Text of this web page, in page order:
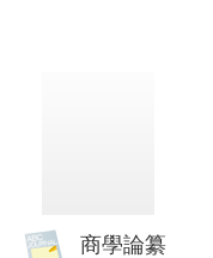
商學論纂